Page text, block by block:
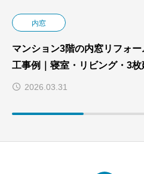
内窓
マンション3階の内窓リフォー
工事例｜寝室・リビング・3枚
掃き出し窓にブラック内窓設置
2026.03.31